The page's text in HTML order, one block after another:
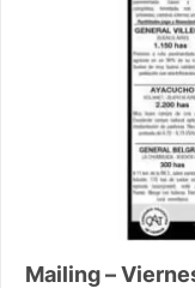
Mailing –